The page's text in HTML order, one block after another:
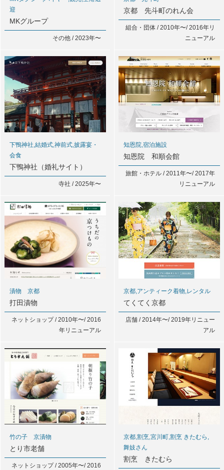
迎
MKグループ
その他 / 2023年〜
京都 先斗町のれん会
組合・団体 / 2010年〜/ 2016年リ
ニューアル
下鴨神社,結婚式,神前式,披露宴・
会食
下鴨神社（婚礼サイト）
寺社 / 2025年〜
知恩院,宿泊施設
知恩院 和順会館
旅館・ホテル / 2011年〜/ 2017年
リニューアル
漬物 京都
打田漬物
ネットショップ / 2010年〜/ 2016
年リニューアル
京都,アンティーク着物,レンタル
てくてく京都
店舗 / 2014年〜/ 2019年リニュー
アル
竹の子 京漬物
とり市老舗
ネットショップ / 2005年〜/ 2016
京都,割烹,宮川町,割烹 きたむら,
舞妓さん
割烹 きたむら